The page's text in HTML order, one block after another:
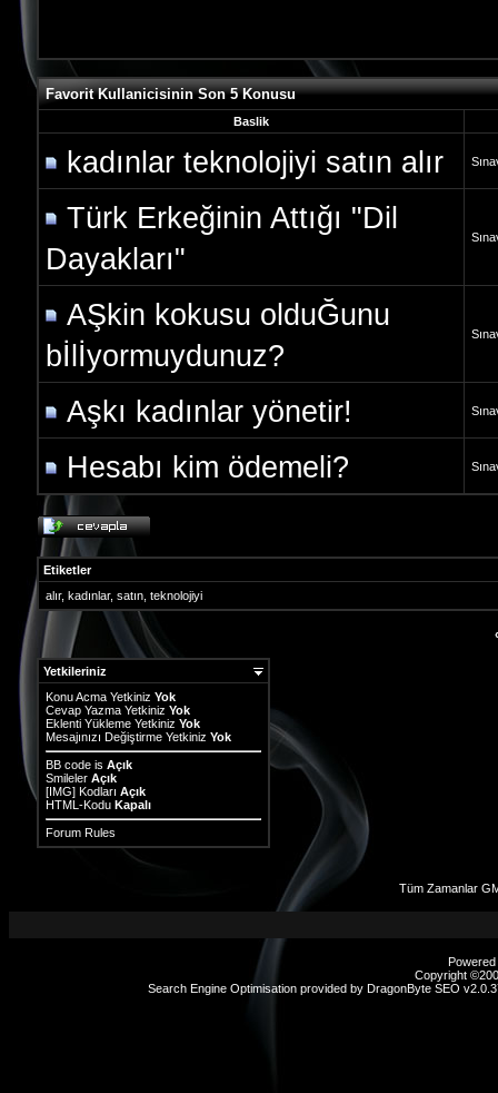
Favorit Kullanicisinin Son 5 Konusu
Baslik
kadınlar teknolojiyi satın alır
Türk Erkeğinin Attığı "Dil
Dayakları"
AŞkin kokusu olduĞunu
bİlİyormuydunuz?
Aşkı kadınlar yönetir!
Hesabı kim ödemeli?
Etiketler
alır, kadınlar, satın teknolojiyi
Yetkileriniz
Konu Acma Yetkiniz Yok
Cevap Yazma Yetkiniz Yok
Eklenti Yükleme Yetkiniz Yok
Mesajınızı Değiştirme Yetkiniz Yok
BB code is Açık
Smileler Açık
[IMG] Kodları Açık
HTML-Kodu Kapalı
Forum Rules
Tüm Zamanlar
Copyright
Search Engine Optimisation provided by DragonByte SEO